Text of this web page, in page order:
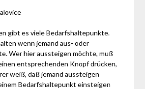
gibt es viele Bedarfshaltepunkte.
wenn jemand aus- oder
Wer hier aussteigen möchte, muß
entsprechenden Knopf drücken,
weiß, daß jemand aussteigen
Bedarfshaltepunkt einsteigen